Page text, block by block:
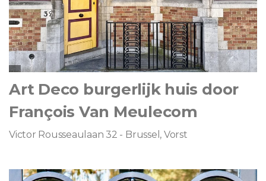
Art Deco burgerlijk huis door
François Van Meulecom
Victor Rousseaulaan 32 - Brussel, Vorst